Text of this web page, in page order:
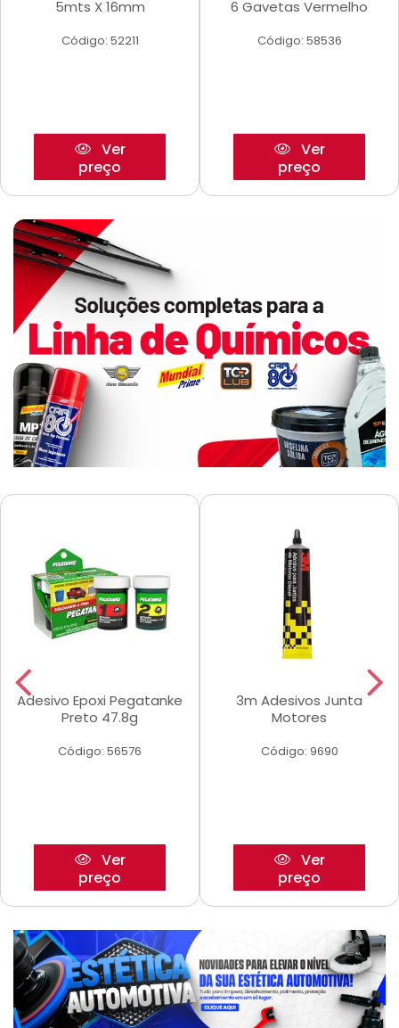
5mts X 16mm
Código: 52211
Ver
preço
6 Gavetas Vermelho
Código: 58536
Ver
preço
Adesivo Epoxi Pegatanke
Preto 47.8g
Código: 56576
Ver
preço
3m Adesivos Junta
Motores
Código: 9690
Ver
preço